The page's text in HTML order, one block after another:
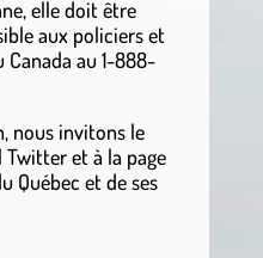
elle doit être
aux policiers et
au 1-888-
nous invitons le
Twitter et à la page
Québec et de ses